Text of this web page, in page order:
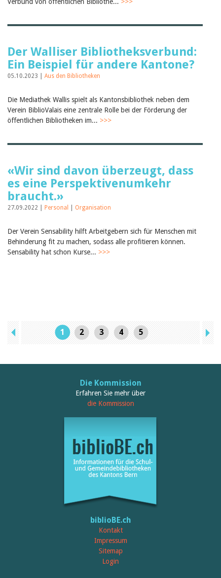
Der Walliser Bibliotheksverbund:
Ein Beispiel für andere Kantone?
05.10.2023 | Aus den Bibliotheken
Die Mediathek Wallis spielt als Kantonsbibliothek neben dem
Verein BiblioValais eine zentrale Rolle bei der Förderung der
öffentlichen Bibliotheken im... >>>
«Wir sind davon überzeugt, dass
es eine Perspektivenumkehr
braucht.»
27.09.2022 | Personal Organisation
Der Verein Sensability hilft Arbeitgebern sich für Menschen mit
Behinderung fit zu machen, sodass alle profitieren können.
Sensability hat schon Kurse... >>>
1 2 3 4 5
Die Kommission
Erfahren Sie mehr über
die Kommission
biblioBE.ch
Kontakt
Impressum
Sitemap
Login